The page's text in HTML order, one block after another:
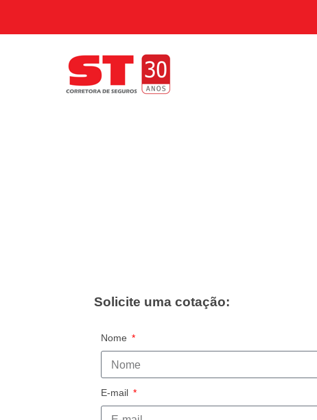
Solicite uma cotação:
Nome
E-mail